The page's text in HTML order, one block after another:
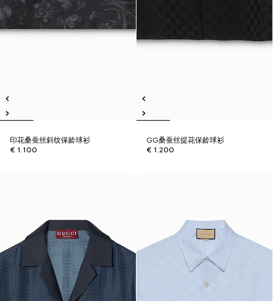
印花桑蚕丝斜纹保龄球衫
€ 1.100
GG桑蚕丝提花保龄球衫
€ 1.200